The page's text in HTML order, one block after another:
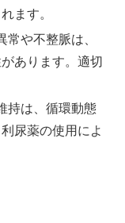
ます。
や不整脈は、
あります。適切
持は、循環動態
尿薬の使用によ